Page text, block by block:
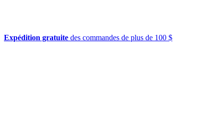
Expédition gratuite des commandes de plus de 100 $